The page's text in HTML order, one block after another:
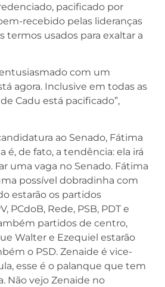
pacificado por
recebido pelas lideranças
termos usados para exaltar a
entusiasmado com um
agora. Inclusive em todas as
Cadu está pacificado”,
ao Senado, Fátima
é, de fato, a tendência: ela irá
uma vaga no Senado. Fátima
possível dobradinha com
estarão os partidos
PCdoB, Rede, PSB, PDT e
partidos de centro,
Walter e Ezequiel estarão
o PSD. Zenaide é vice-
esse é o palanque que tem
Não vejo Zenaide no